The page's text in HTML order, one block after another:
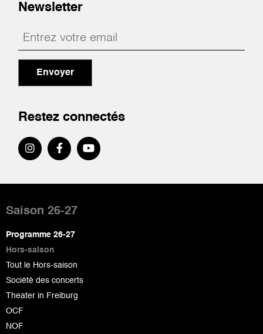
Newsletter
Envoyer
Restez connectés
de
page
Saison 26-27
Programme 26-27
Hors-saison
Tout le Hors-saison
Société des concerts
Theater in Freiburg
OCF
NOF